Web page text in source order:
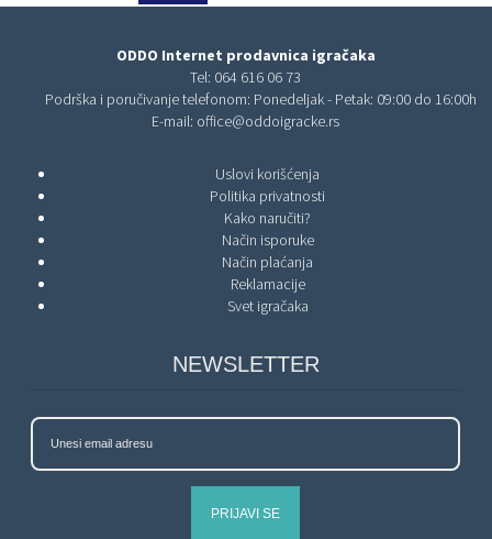
ODDO Internet prodavnica igračaka
Tel: 064 616 06 73
Podrška i poručivanje telefonom: Ponedeljak - Petak: 09:00 do 16:00h
E-mail: office@oddoigracke.rs
Uslovi korišćenja
Politika privatnosti
Kako naručiti?
Način isporuke
Način plaćanja
Reklamacije
Svet igračaka
NEWSLETTER
PRIJAVI SE